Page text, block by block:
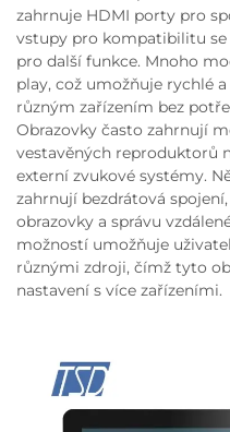
zahrnuje HDMI porty pro
vstupy pro kompatibilitu
pro další funkce. Mnoho
play, což umožňuje rychlé
různým zařízením bez
Obrazovky často zahrnují
vestavěných reproduktorů
externí zvukové systémy.
zahrnují bezdrátová
obrazovky a správu
možností umožňuje
různými zdroji, čímž tyto
nastavení s více zařízeními.